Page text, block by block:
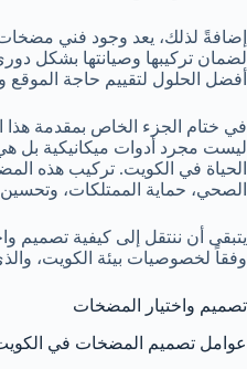
إضافةً لذلك، يعد وجود فني
لضمان تركيبها وصيانتها بشكل
أفضل الحلول لتقييم حاجة الموقع
في ختام الجزء الخاص بمقدمة
ليست مجرد أدوات ميكانيكية بل
الحياة في الكويت. تركيب هذه
الصحي، حماية الممتلكات، وتحسين
يتبقى أن ننتقل إلى كيفية تصميم
وفقاً لخصوصيات بيئة الكويت،
تصميم واختيار المضخات
عوامل تصميم المضخات في